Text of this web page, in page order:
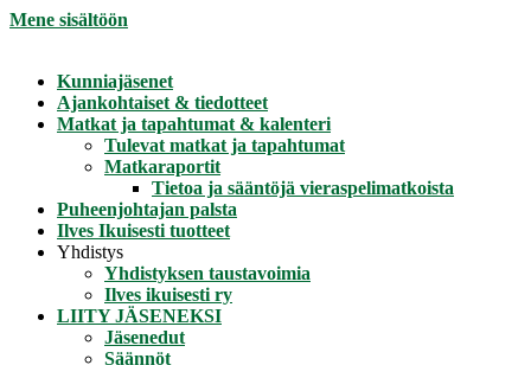
Mene sisältöön
Kunniajäsenet
Ajankohtaiset & tiedotteet
Matkat ja tapahtumat & kalenteri
Tulevat matkat ja tapahtumat
Matkaraportit
Tietoa ja sääntöjä vieraspelimatkoista
Puheenjohtajan palsta
Ilves Ikuisesti tuotteet
Yhdistys
Yhdistyksen taustavoimia
Ilves ikuisesti ry
LIITY JÄSENEKSI
Jäsenedut
Säännöt